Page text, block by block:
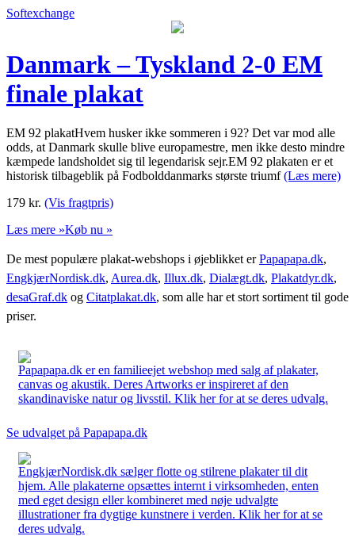
Softexchange
Danmark – Tyskland 2-0 EM
finale plakat
EM 92 plakatHvem husker ikke sommeren i 92? Det var mod alle
odds, at Danmark skulle blive europamestre, men ikke desto mindre
kæmpede landsholdet sig til legendarisk sejr.EM 92 plakaten er et
historisk tilbageblik på Fodbolddanmarks største triumf(Læs mere)
179 kr. (Vis fragtpris)
Læs mere »Køb nu »
De mest populære plakat-webshops i øjeblikket erPapapapa.dk,
EngkjærNordisk.dk, Aurea.dk, Illux.dk, Dialægt.dk, Plakatdyr.dk,
desaGraf.dk og Citatplakat.dk, som alle har et stort sortiment til gode
priser.
Papapapa.dk er en familieejet webshop med salg af plakater,
canvas og akustik. Deres Artworks er inspireret af den
skandinaviske natur og livsstil. Klik her for at se deres udvalg.
Se udvalget på Papapapa.dk
EngkjærNordisk.dk sælger flotte og stilrene plakater til dit
hjem. Alle plakaterne opsættes internt i virksomheden, enten
med eget design eller kombineret med nøje udvalgte
illustrationer fra dygtige kunstnere i verden. Klik her for at se
deres udvalg.